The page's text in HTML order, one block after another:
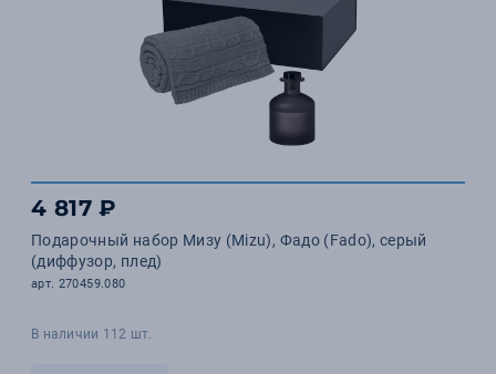
4 817 ₽
Подарочный набор Мизу (Mizu), Фадо (Fado), серый
(диффузор, плед)
арт. 270459.080
В наличии 112 шт.